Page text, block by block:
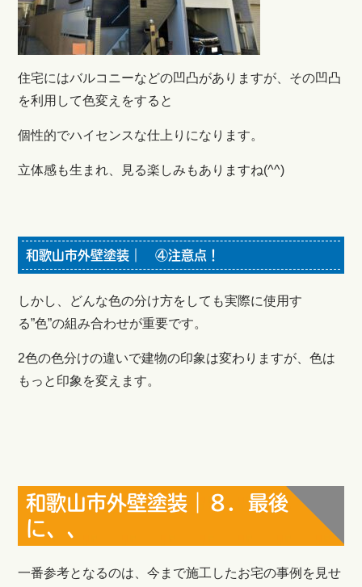
住宅にはバルコニーなどの凹凸がありますが、その凹凸
を利用して色変えをすると
個性的でハイセンスな仕上りになります。
立体感も生まれ、見る楽しみもありますね(^^)
和歌山市外壁塗装｜ ④注意点！
しかし、どんな色の分け方をしても実際に使用す
る”色”の組み合わせが重要です。
2色の色分けの違いで建物の印象は変わりますが、色は
もっと印象を変えます。
和歌山市外壁塗装｜８．最後
に、、
一番参考となるのは、今まで施工したお宅の事例を見せ